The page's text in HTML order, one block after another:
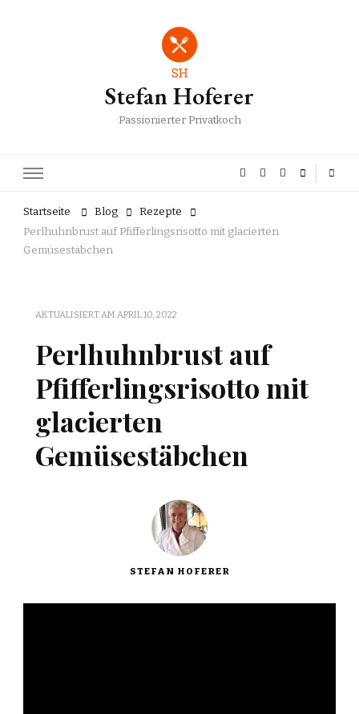
Stefan Hoferer
Passionierter Privatkoch
Startseite Blog
Rezepte
Perlhuhnbrust auf Pfifferlingsrisotto mit glacierten
Gemüsestäbchen
AKTUALISIERT AM APRIL 10, 2022
Perlhuhnbrust auf
Pfifferlingsrisotto mit
glacierten
Gemüsestäbchen
STEFAN HOFERER